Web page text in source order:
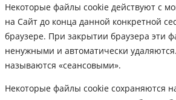
Некоторые файлы cookie действуют с
на Сайт до конца данной конкретной
браузере. При закрытии браузера эти
ненужными и автоматически
называются «сеансовыми».
Некоторые файлы cookie сохраняются